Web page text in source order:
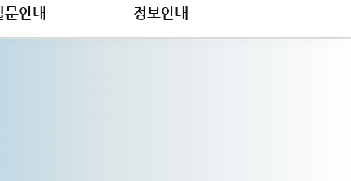
문안내 정보안내